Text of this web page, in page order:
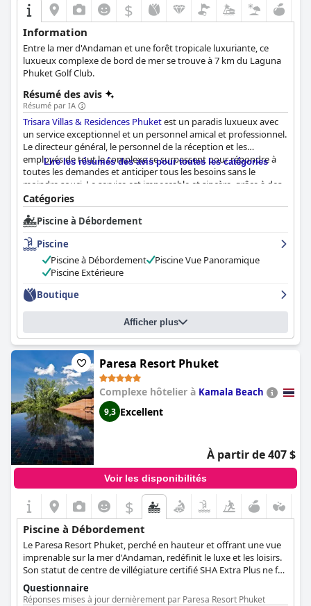
$
Information
Entre la mer d'Andaman et une forêt tropicale luxuriante, ce
luxueux complexe de bord de mer se trouve à 7 km du Laguna
Phuket Golf Club.
Résumé des avis
Résumé par IA
Trisara Villas & Residences Phuketest un paradis luxueux avec
un service exceptionnel et un personnel amical et professionnel.
Le directeur général, le personnel de la réception et les
employés de tout le complexe se surpassent pour répondre à
toutes les demandes et anticiper tous les besoins sans le
moindre souci. Le service est impeccable et sincère, grâce à des
responsables comme Kate et à des hôtes comme Mme Jaegun,
qui veillent à ce que les clients se sentent bien pris en charge.
Les clients peuvent rester en contact grâce à WhatsApp, faire
des demandes et poser des questions avec des réponses
rapides. Dans l'ensemble,
est
l'endroit idéal pour un séjour confortable et luxueux.
Lire les résumés des avis pour toutes les catégories
Catégories
Piscine à Débordement
Piscine
Piscine à Débordement
Piscine Vue Panoramique
Piscine Extérieure
Boutique
Afficher plus
Paresa Resort Phuket
Complexe hôtelier à Kamala Beach
9,3 Excellent
À partir de 407 $
Voir les disponibilités
$
Piscine à Débordement
Le Paresa Resort Phuket, perché en hauteur et offrant une vue
imprenable sur la mer d'Andaman, redéfinit le luxe et les loisirs.
Son statut de centre de villégiature certifié SHA Extra Plus ne fait
qu'amplifier l'expérience unique qui allie beauté naturelle et
sophistication moderne.NLe centre de villégiature dispose
Questionnaire
Réponses mises à jour dernièrement par Paresa Resort Phuket